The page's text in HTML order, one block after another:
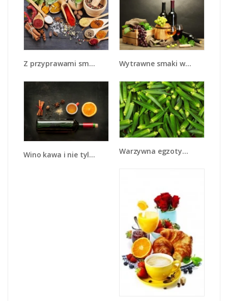
Z przyprawami smaczniej - JN707 Wytrawne smaki wina - JN289
Wino kawa i nie tylko - JN583 Warzywna egzotyka - JN191